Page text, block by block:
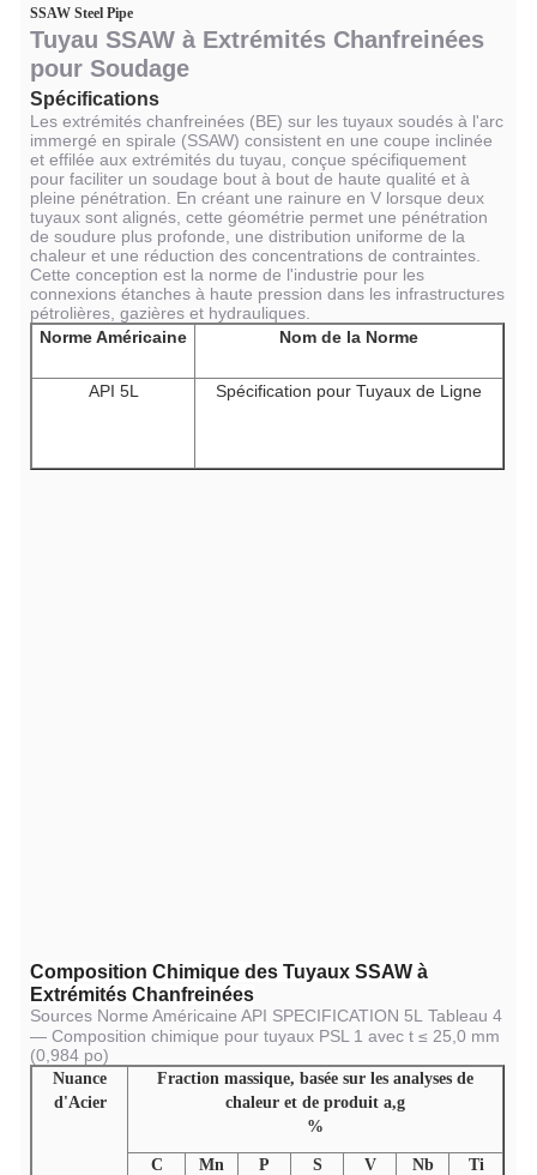
SSAW Steel Pipe
Tuyau SSAW à Extrémités Chanfreinées
pour Soudage
Spécifications
Les extrémités chanfreinées (BE) sur les tuyaux soudés à l'arc
immergé en spirale (SSAW) consistent en une coupe inclinée
et effilée aux extrémités du tuyau, conçue spécifiquement
pour faciliter un soudage bout à bout de haute qualité et à
pleine pénétration. En créant une rainure en V lorsque deux
tuyaux sont alignés, cette géométrie permet une pénétration
de soudure plus profonde, une distribution uniforme de la
chaleur et une réduction des concentrations de contraintes.
Cette conception est la norme de l'industrie pour les
connexions étanches à haute pression dans les infrastructures
pétrolières, gazières et hydrauliques.
Norme Américaine
Nom de la Norme
API 5L Spécification pour Tuyaux de Ligne
Composition Chimique des Tuyaux SSAW à
Extrémités Chanfreinées
Sources Norme Américaine API SPECIFICATION 5L Tableau 4
— Composition chimique pour tuyaux PSL 1 avec t ≤ 25,0 mm
(0,984 po)
Nuance
d'Acier
Fraction massique, basée sur les analyses de
chaleur et de produit a,g
%
C Mn P S V Nb Ti